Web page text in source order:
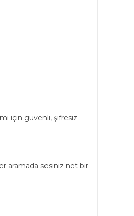
için güvenli, şifresiz
aramada sesiniz net bir